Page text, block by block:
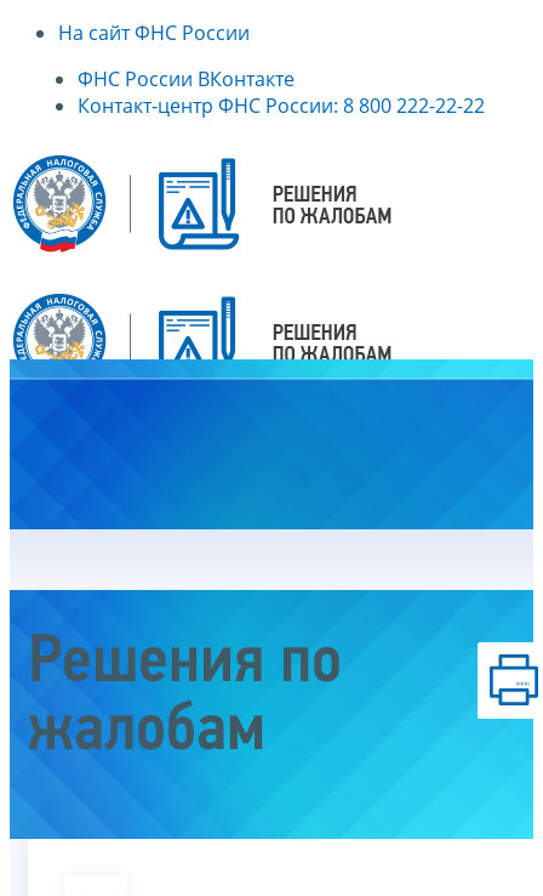
На сайт ФНС России
ФНС России ВКонтакте
Контакт-центр ФНС России: 8 800 222-22-22
Решения по
жалобам